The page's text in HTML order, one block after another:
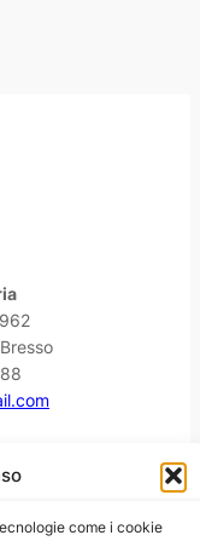
come i cookie